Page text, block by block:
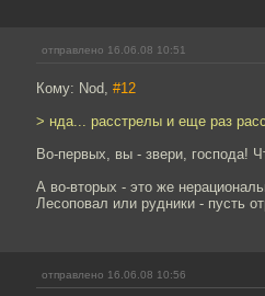
отправлено 16.06.08 10:51
Кому: Nod, #12
> нда... расстрелы и еще раз
Во-первых, вы - звери, господа!
А во-вторых - это же
Лесоповал или рудники - пусть
отправлено 16.06.08 10:56